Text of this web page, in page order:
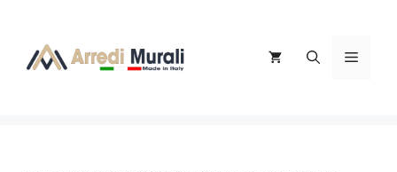
contenuto
Menu